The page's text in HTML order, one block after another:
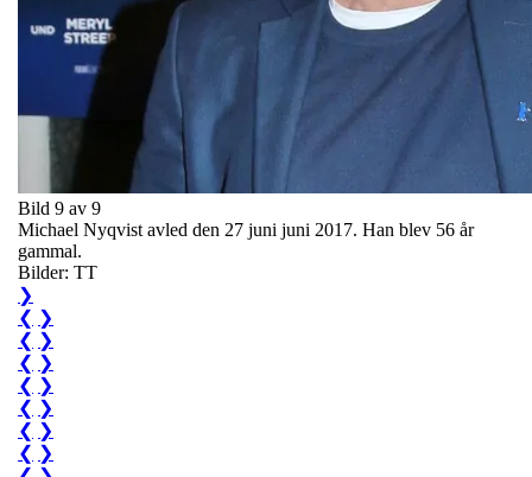
Bild 9 av 9
Michael Nyqvist avled den 27 juni juni 2017. Han blev 56 år
gammal.
Bilder: TT
❯
❮ ❯
❮ ❯
❮ ❯
❮ ❯
❮ ❯
❮ ❯
❮ ❯